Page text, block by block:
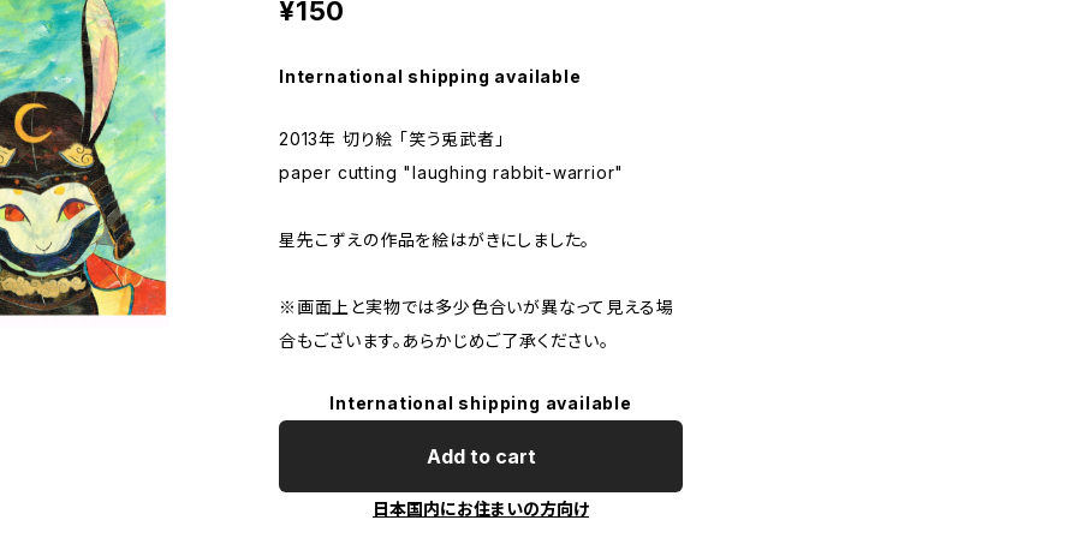
¥150
International shipping available
2013年 切り絵 「笑う兎武者」
paper cutting "laughing rabbit-warrior"
星先こずえの作品を絵はがきにしました。
※画面上と実物では多少色合いが異なって見える場
合もございます。あらかじめご了承ください。
International shipping available
Add to cart
日本国内にお住まいの方向け